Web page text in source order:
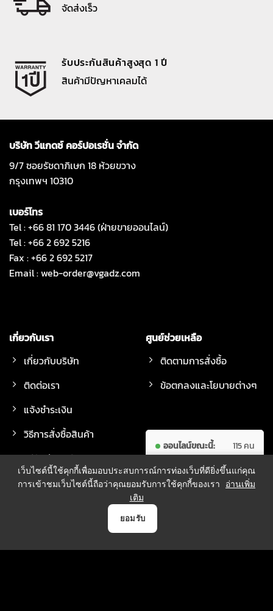
จัดส่งเร็ว
รับประกันสินค้าสูงสุด 1 ปี
สินค้ามีปัญหาเคลมได้
บริษัท วีแกดซ์ คอร์ปอเรชั่น จำกัด
9/7 ซอยรัชดาภิเษก 18 ห้วยขวาง
กรุงเทพฯ 10310
เบอร์โทร
Tel : +66 81 170 3446 (ฝ่ายขายออนไลน์)
Tel : +66 2 692 5216
Fax : +66 2 692 5217
Email :web-order@vgadz.com
เกี่ยวกับเรา
เกี่ยวกับบริษัท
ติดต่อเรา
แจ้งชำระเงิน
วิธีการสั่งซื้อสินค้า
วิธีจัดส่งสินค้า
ศูนย์ช่วยเหลือ
ติดตามการสั่งซื้อ
ข้อตกลงและโยบายต่างๆ
ออนไลน์ขณะนี้:
115 คน
ทั้งหมด:
7,708,103
คน
เว็บไซต์นี้ใช้คุกกี้เพื่อมอบประสบการณ์การท่องเว็บที่ดียิ่งขึ้นแก่คุณ
การเข้าชมเว็บไซต์นี้ถือว่าคุณยอมรับการใช้คุกกี้ของเรา
อ่านเพิ่ม
เติม
ยอมรับ